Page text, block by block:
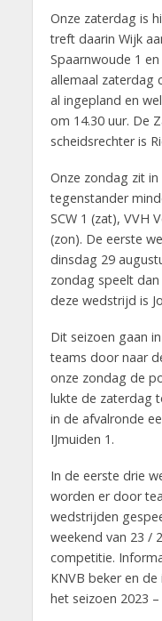
Onze zaterdag is
treft daarin Wijk
Spaarnwoude 1
allemaal zaterdag
al ingepland en
om 14.30 uur. De
scheidsrechter is
Onze zondag zit
tegenstander
SCW 1 (zat), VVH
(zon). De eerste
dinsdag 29
zondag speelt
deze wedstrijd is
Dit seizoen gaan
teams door naar
onze zondag de
lukte de zaterdag
in de afvalronde
IJmuiden 1.
In de eerste drie
worden er door
wedstrijden
weekend van 23 /
competitie.
KNVB beker en
het seizoen 2023